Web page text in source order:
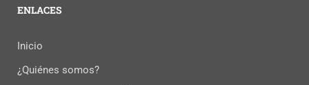
ENLACES
Inicio
¿Quiénes somos?